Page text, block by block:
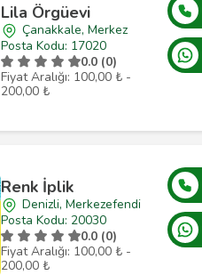
Lila Örgüevi
Çanakkale, Merkez
Posta Kodu: 17020
0.0 (0)
Fiyat Aralığı: 100,00 ₺ -
200,00 ₺
Renk İplik
Denizli, Merkezefendi
Posta Kodu: 20030
0.0 (0)
Fiyat Aralığı: 100,00 ₺ -
200,00 ₺